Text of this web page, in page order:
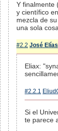
Y finalmente
y científico
mezcla de
una sola
#2.2 José Elías
Eliax:
#2.2.1
Si el
te parece